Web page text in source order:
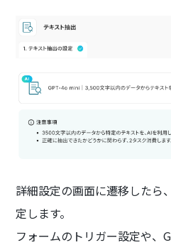
詳細設定の画面に遷移したら、
定します。
フォームのトリガー設定や、